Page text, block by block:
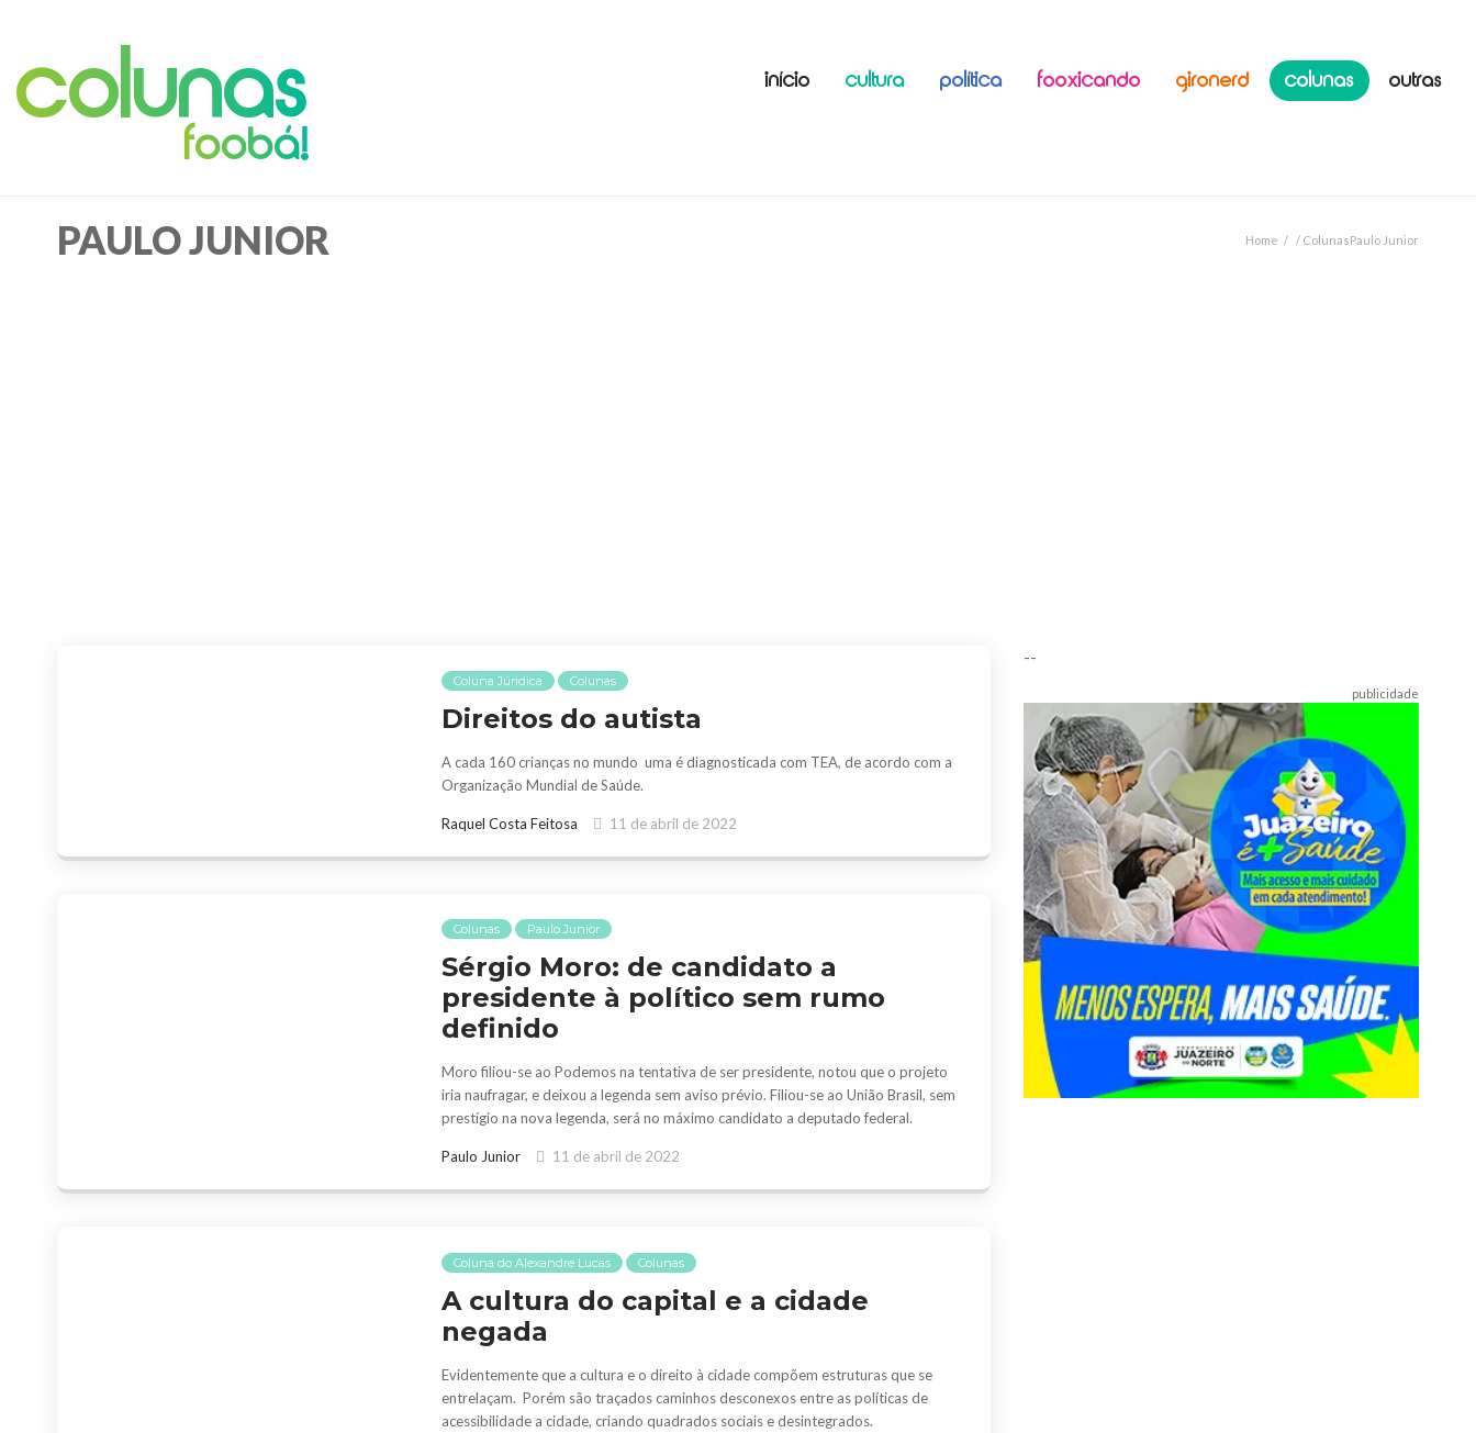
Colunas
foobá!
INÍCIO CULTURA POLÍTICA FOOXICANDO GIRONERD COLUNAS OUTRAS
PAULO JUNIOR Home / ColunasPaulo Junior
Coluna Júridica Colunas
Direitos do autista
A cada 160 crianças no mundo uma é diagnosticada com TEA, de acordo com a
Organização Mundial de Saúde.
Raquel Costa Feitosa 11 de abril de 2022
Colunas Paulo Junior
Sérgio Moro: de candidato a
presidente à político sem rumo
definido
Moro filiou-se ao Podemos na tentativa de ser presidente, notou que o projeto
iria naufragar, e deixou a legenda sem aviso prévio. Filiou-se ao União Brasil, sem
prestígio na nova legenda, será no máximo candidato a deputado federal.
Paulo Junior 11 de abril de 2022
Coluna do Alexandre Lucas Colunas
A cultura do capital e a cidade
negada
Evidentemente que a cultura e o direito à cidade compõem estruturas que se
entrelaçam. Porém são traçados caminhos desconexos entre as políticas de
acessibilidade a cidade, criando quadrados sociais e desintegrados.
--
publicidade